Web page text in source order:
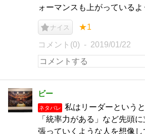
ォーマンスも上がっているよ
ナイス ★1
コメント(0) 2019/01/22
ビー
ネタバレ
私はリーダーという
「統率力がある」など先頭
張っていくような人を想像